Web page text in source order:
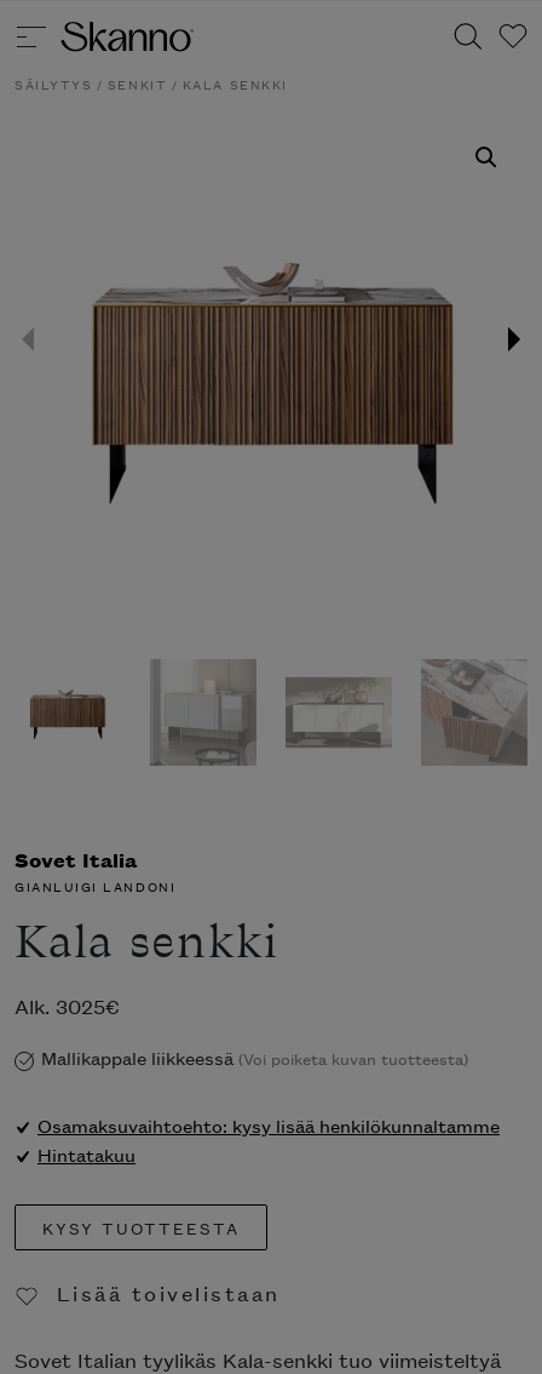
SÄILYTYS / SENKIT / KALA SENKKI
Sovet Italia
GIANLUIGI LANDONI
Kala senkki
Alk. 3025€
Mallikappale liikkeessä (Voi poiketa kuvan tuotteesta)
Osamaksuvaihtoehto: kysy lisää henkilökunnaltamme
Hintatakuu
KYSY TUOTTEESTA
Lisää toivelistaan
Sovet Italian tyylikäs Kala-senkki tuo viimeisteltyä